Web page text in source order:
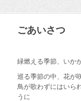
ごあいさつ
緑燃える季節、いか
巡る季節の中、花が
鳥が歌わずにはいら
うに